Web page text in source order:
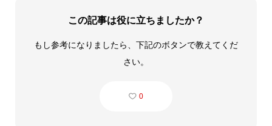
この記事は役に立ちましたか？
もし参考になりましたら、下記のボタンで教えてくだ
さい。
0